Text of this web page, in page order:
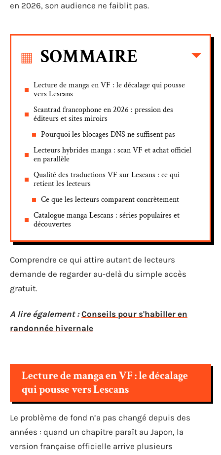
en 2026, son audience ne faiblit pas.
SOMMAIRE
Lecture de manga en VF : le décalage qui pousse
vers Lescans
Scantrad francophone en 2026 : pression des
éditeurs et sites miroirs
Pourquoi les blocages DNS ne suffisent pas
Lecteurs hybrides manga : scan VF et achat officiel
en parallèle
Qualité des traductions VF sur Lescans : ce qui
retient les lecteurs
Ce que les lecteurs comparent concrètement
Catalogue manga Lescans : séries populaires et
découvertes
Comprendre ce qui attire autant de lecteurs
demande de regarder au-delà du simple accès
gratuit.
A lire également : Conseils pour s'habiller en
randonnée hivernale
Lecture de manga en VF : le décalage
qui pousse vers Lescans
Le problème de fond n’a pas changé depuis des
années : quand un chapitre paraît au Japon, la
version française officielle arrive plusieurs